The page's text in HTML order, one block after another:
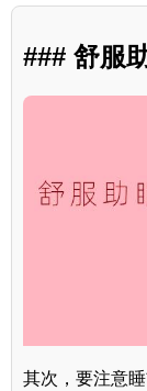
### 舒服
其次，要注意